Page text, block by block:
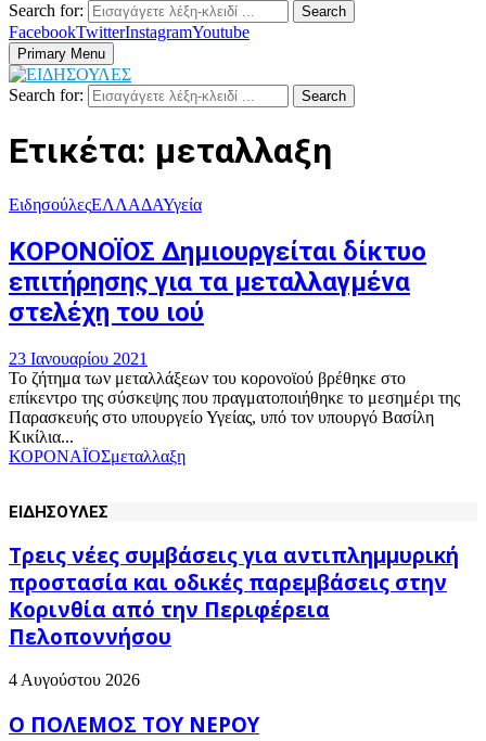
Search for: Search
FacebookTwitterInstagramYoutube
Primary Menu
Search for: Search
Ετικέτα: μεταλλαξη
ΕιδησούλεςΕΛΛΑΔΑΥγεία
ΚΟΡΟΝΟΪΟΣ Δημιουργείται δίκτυο
επιτήρησης για τα μεταλλαγμένα
στελέχη του ιού
23 Ιανουαρίου 2021
Το ζήτημα των μεταλλάξεων του κορονοϊού βρέθηκε στο
επίκεντρο της σύσκεψης που πραγματοποιήθηκε το μεσημέρι της
Παρασκευής στο υπουργείο Υγείας, υπό τον υπουργό Βασίλη
Κικίλια...
ΚΟΡΟΝΑΪΟΣμεταλλαξη
ΕΙΔΗΣΟΥΛΕΣ
Τρεις νέες συμβάσεις για αντιπλημμυρική
προστασία και οδικές παρεμβάσεις στην
Κορινθία από την Περιφέρεια
Πελοποννήσου
4 Αυγούστου 2026
Ο ΠΟΛΕΜΟΣ ΤΟΥ ΝΕΡΟΥ